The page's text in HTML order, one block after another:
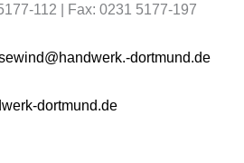
112 | Fax: 0231 5177-197
dortmund.de
dortmund.de